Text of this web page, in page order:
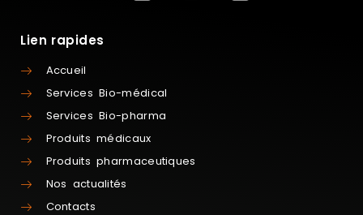
Lien rapides
Accueil
Services Bio-médical
Services Bio-pharma
Produits médicaux
Produits pharmaceutiques
Nos actualités
Contacts